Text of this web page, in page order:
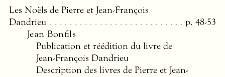
Les Noëls de Pierre et Jean-François
Dandrieu
p. 48-53
Jean Bonfils
Publication et réédition du livre de
Jean-François Dandrieu
Description des livres de Pierre et Jean-